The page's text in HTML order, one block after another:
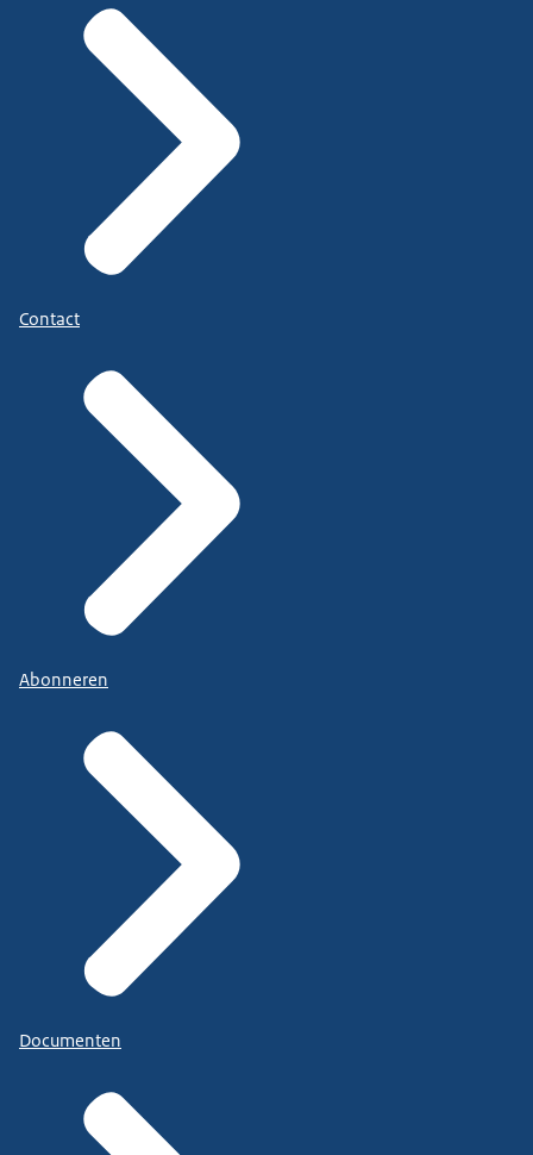
Contact
Abonneren
Documenten